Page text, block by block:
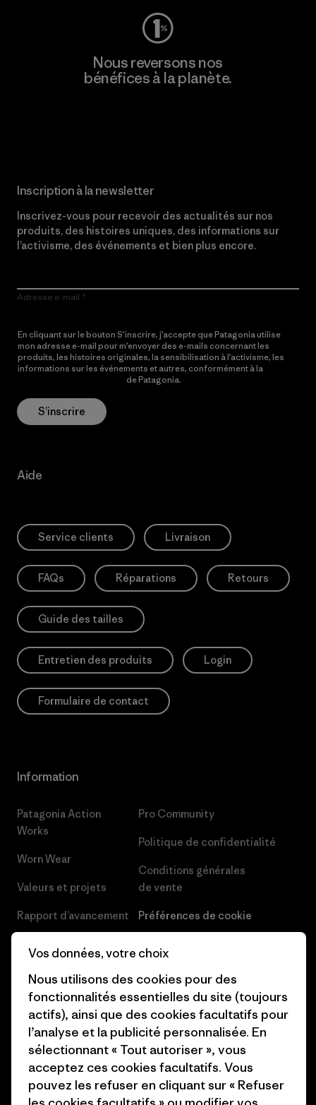
Nous reversons nos
bénéfices à la planète.
Inscription à la newsletter
Inscrivez-vous pour recevoir des actualités sur nos
produits, des histoires uniques, des informations sur
l’activisme, des événements et bien plus encore.
Adresse e-mail
En cliquant sur le bouton S’inscrire, j’accepte que Patagonia utilise
mon adresse e-mail pour m’envoyer des e-mails concernant les
produits, les histoires originales, la sensibilisation à l’activisme, les
informations sur les événements et autres, conformément à la
de Patagonia.
S’inscrire
Aide
Service clients Livraison
FAQs Réparations Retours
Guide des tailles
Entretien des produits Login
Formulaire de contact
Information
Patagonia Action
Works
Worn Wear
Valeurs et projets
Rapport d’avancement
Objectifs climatiques
1% For The Planet
Comment nous
finançons
Cartes cadeaux
Nos magasins
Pro Community
Politique de confidentialité
Conditions générales
de vente
Préférences de cookie
Presse et media
Industry program
Programme d’affiliation
Patagonia Luxembourg Plan du
site
Vos données, votre choix
Nous utilisons des cookies pour des
fonctionnalités essentielles du site (toujours
actifs), ainsi que des cookies facultatifs pour
l’analyse et la publicité personnalisée. En
sélectionnant « Tout autoriser », vous
acceptez ces cookies facultatifs. Vous
pouvez les refuser en cliquant sur « Refuser